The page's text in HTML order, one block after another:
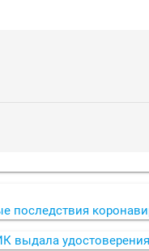
последствия
выдала